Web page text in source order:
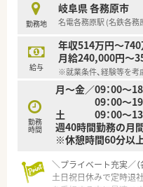
勤務地
岐阜県 各務原市
名電各務原駅 (名鉄各務
給与
年収514万円～740
月給240,000円～
※就業条件、経験等を考
勤務
時間
月～金／09：00～18
09：00～19
土 09：00～13
週40時間勤務の月
※休憩時間60分以
＼プライベート充実／
土日祝日休みで定時退